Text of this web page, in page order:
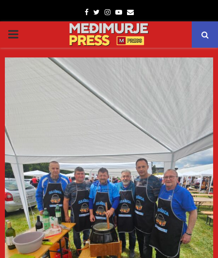
Facebook
TwitterInstagram
Youtube
Email
PRIMARY
MENU